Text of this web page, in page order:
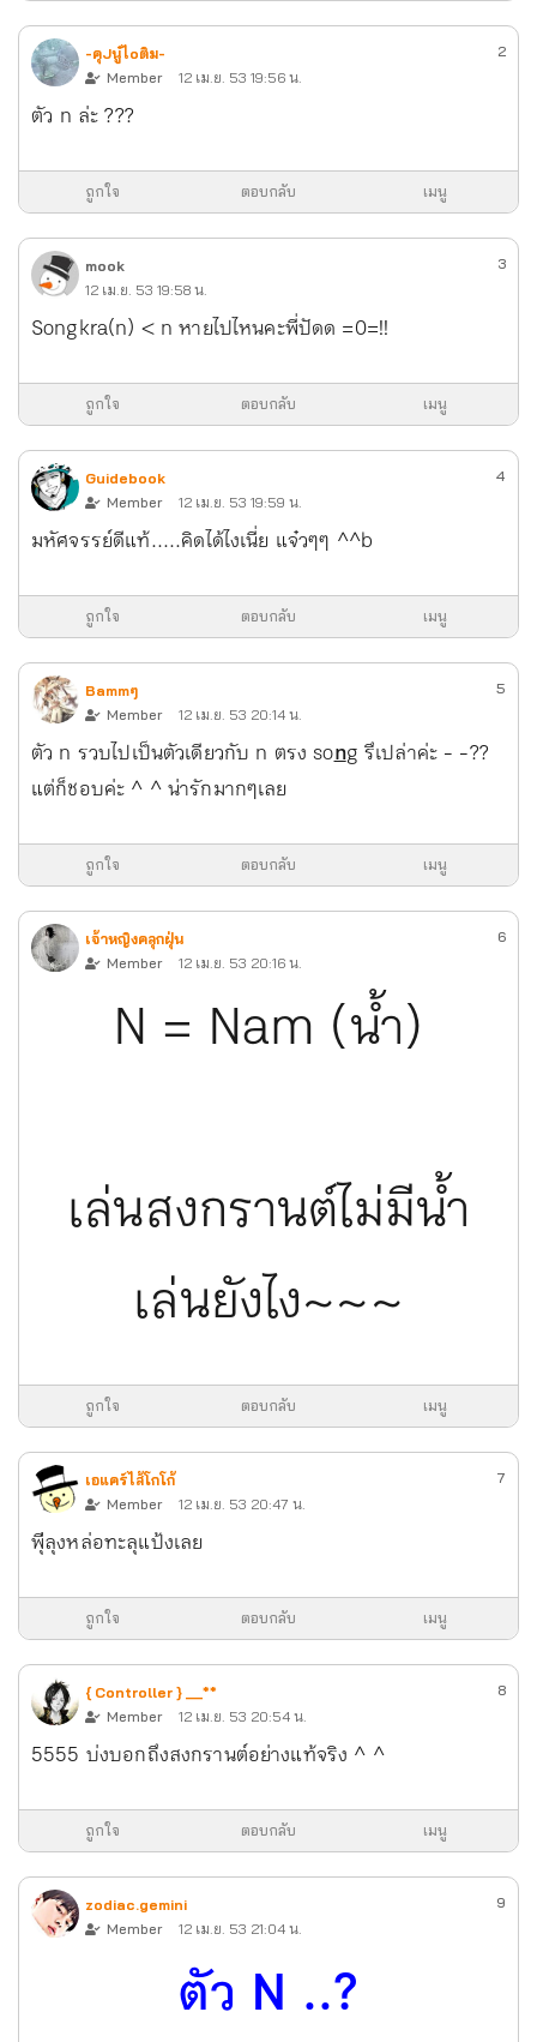
-คุJนู๋ไoติม-
Member
12 เม.ย. 53 19:56 น.
2
ตัว n ล่ะ ???
ถูกใจ ตอบกลับ เมนู
mook
12 เม.ย. 53 19:58 น.
3
Songkra(n) < n หายไปไหนคะพี่ปัดด =0=!!
ถูกใจ ตอบกลับ เมนู
Guidebook
Member
12 เม.ย. 53 19:59 น.
4
มหัศจรรย์ดีแท้.....คิดได้ไงเนี่ย แจ๋วๆๆ ^^b
ถูกใจ ตอบกลับ เมนู
Bammๆ
Member
12 เม.ย. 53 20:14 น.
5
ตัว n รวบไปเป็นตัวเดียวกับ n ตรง song รึเปล่าค่ะ - -??
แต่ก็ชอบค่ะ ^ ^ น่ารักมากๆเลย
ถูกใจ ตอบกลับ เมนู
เจ้าหญิงคลุกฝุ่น
Member
12 เม.ย. 53 20:16 น.
6
N = Nam (น้ำ)
เล่นสงกรานต์ไม่มีน้ำ
เล่นยังไง~~~
ถูกใจ ตอบกลับ เมนู
เอแคร์ไส้โกโก้
Member
12 เม.ย. 53 20:47 น.
7
พีุ่ลุงหล่อทะลุแป้งเลย
ถูกใจ ตอบกลับ เมนู
{ Controller } __**
Member
12 เม.ย. 53 20:54 น.
8
5555 บ่งบอกถึงสงกรานต์อย่างแท้จริง ^ ^
ถูกใจ ตอบกลับ เมนู
zodiac.gemini
Member
12 เม.ย. 53 21:04 น.
9
ตัว N ..?